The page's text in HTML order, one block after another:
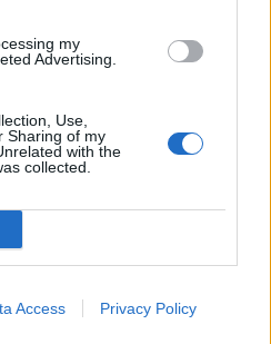
my
Advertising.
Use,
Sharing of my
with the
collected.
Access Privacy Policy
in modo puntuale.
ARTICOLI DI